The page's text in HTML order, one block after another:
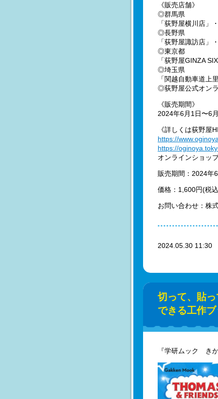
《販売店舗》
◎群馬県
「荻野屋横川店」
◎長野県
「荻野屋諏訪店」
◎東京都
「荻野屋GINZA
◎埼玉県
「関越自動車道上
◎荻野屋公式オン
《販売期間》
2024年6月1日〜6
《詳しくは荻野屋
https://
https://
オンラインショッ
販売期間：2024
価格：1,600円(税
お問い合わせ：株
2024.05.30
切って、貼
できる工作
『学研ムック き